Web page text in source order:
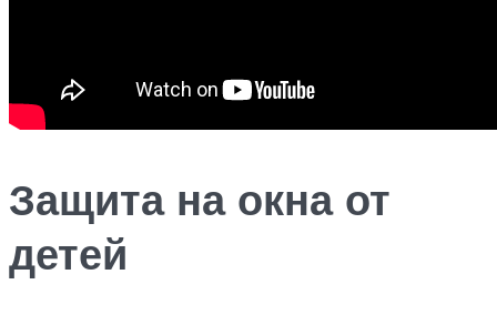
Защита на окна от
детей